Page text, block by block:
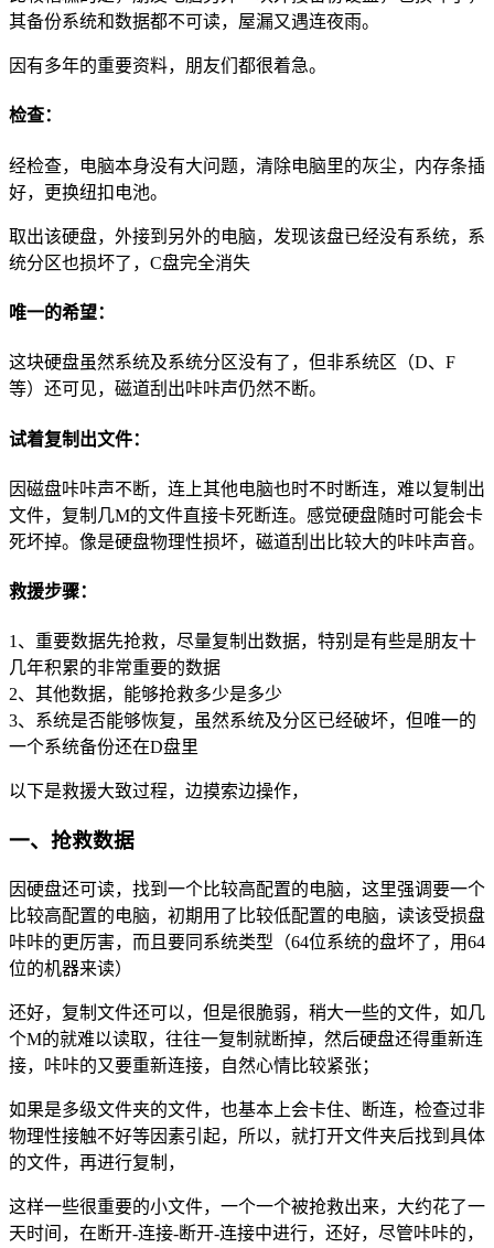
其备份系统和数据都不可读，屋漏又遇连夜雨。
因有多年的重要资料，朋友们都很着急。
检查：
经检查，电脑本身没有大问题，清除电脑里的灰尘，内存条插
好，更换纽扣电池。
取出该硬盘，外接到另外的电脑，发现该盘已经没有系统，系
统分区也损坏了，C盘完全消失
唯一的希望：
这块硬盘虽然系统及系统分区没有了，但非系统区（D、F
等）还可见，磁道刮出咔咔声仍然不断。
试着复制出文件：
因磁盘咔咔声不断，连上其他电脑也时不时断连，难以复制出
文件，复制几M的文件直接卡死断连。感觉硬盘随时可能会卡
死坏掉。像是硬盘物理性损坏，磁道刮出比较大的咔咔声音。
救援步骤：
1、重要数据先抢救，尽量复制出数据，特别是有些是朋友十
几年积累的非常重要的数据
2、其他数据，能够抢救多少是多少
3、系统是否能够恢复，虽然系统及分区已经破坏，但唯一的
一个系统备份还在D盘里
以下是救援大致过程，边摸索边操作，
一、抢救数据
因硬盘还可读，找到一个比较高配置的电脑，这里强调要一个
比较高配置的电脑，初期用了比较低配置的电脑，读该受损盘
咔咔的更厉害，而且要同系统类型（64位系统的盘坏了，用64
位的机器来读）
还好，复制文件还可以，但是很脆弱，稍大一些的文件，如几
个M的就难以读取，往往一复制就断掉，然后硬盘还得重新连
接，咔咔的又要重新连接，自然心情比较紧张；
如果是多级文件夹的文件，也基本上会卡住、断连，检查过非
物理性接触不好等因素引起，所以，就打开文件夹后找到具体
的文件，再进行复制，
这样一些很重要的小文件，一个一个被抢救出来，大约花了一
天时间，在断开-连接-断开-连接中进行，还好，尽管咔咔的，